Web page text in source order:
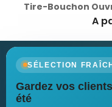
A
SÉLECTION
Gardez vos
été